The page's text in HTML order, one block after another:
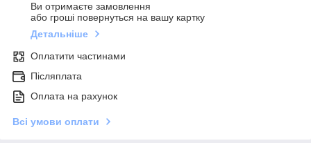
Ви отримаєте замовлення
або гроші повернуться на вашу картку
Детальніше
Оплатити частинами
Післяплата
Оплата на рахунок
Всі умови оплати